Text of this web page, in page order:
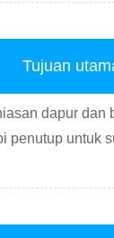
Tujuan
dapur dan
penutup untuk